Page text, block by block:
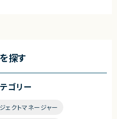
探す
ゴリー
ェクトマネージャー